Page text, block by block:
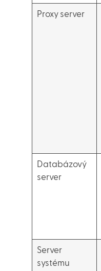
Proxy server
Databázový
server
Server
systému